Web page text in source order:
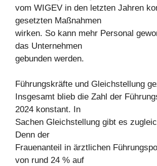
vom WIGEV in den letzten Jahren
gesetzten Maßnahmen
wirken. So kann mehr Personal
das Unternehmen
gebunden werden.
Führungskräfte und Gleichstellung
Insgesamt blieb die Zahl der
2024 konstant. In
Sachen Gleichstellung gibt es
Denn der
Frauenanteil in ärztlichen
von rund 24 % auf